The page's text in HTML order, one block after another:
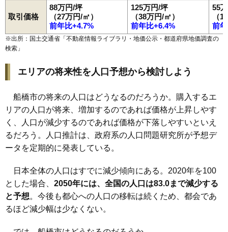
取引価格
88万円/坪
（27万円/㎡）
前年比+4.7%
125万円/坪
（38万円/㎡）
前年比+6.4%
55
（
前
※出所：国土交通省「 不動産情報ライブラリ・地価公示・都道府県地価調査の
検索 」
エリアの将来性を人口予想から検討しよう
船橋市の将来の人口はどうなるのだろうか。購入するエ
リアの人口が将来、増加するのであれば価格が上昇しやす
く、人口が減少するのであれば価格が下落しやすいといえ
るだろう。人口推計は、政府系の人口問題研究所が予想デ
ータを定期的に発表している。
日本全体の人口はすでに減少傾向にある。2020年を100
とした場合、 2050年には、全国の人口は83.0まで減少する
と予想。今後も都心への人口の移転は続くため、都会であ
るほど減少幅は少なくない。